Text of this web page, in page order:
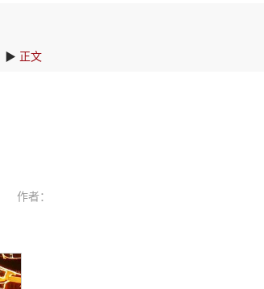
▶ 正文
作者：